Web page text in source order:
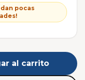
pocas
al carrito